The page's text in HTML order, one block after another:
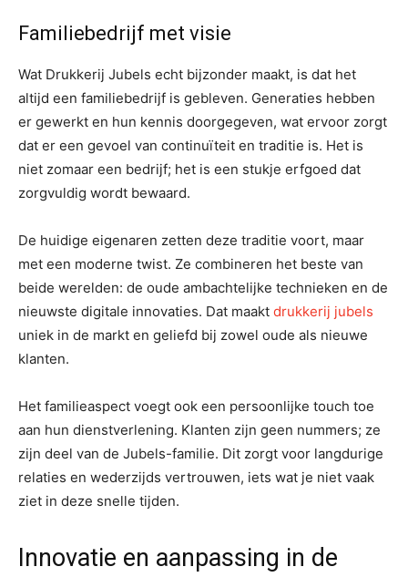
Familiebedrijf met visie
Wat Drukkerij Jubels echt bijzonder maakt, is dat het
altijd een familiebedrijf is gebleven. Generaties hebben
er gewerkt en hun kennis doorgegeven, wat ervoor zorgt
dat er een gevoel van continuïteit en traditie is. Het is
niet zomaar een bedrijf; het is een stukje erfgoed dat
zorgvuldig wordt bewaard.
De huidige eigenaren zetten deze traditie voort, maar
met een moderne twist. Ze combineren het beste van
beide werelden: de oude ambachtelijke technieken en de
nieuwste digitale innovaties. Dat maakt drukkerij jubels
uniek in de markt en geliefd bij zowel oude als nieuwe
klanten.
Het familieaspect voegt ook een persoonlijke touch toe
aan hun dienstverlening. Klanten zijn geen nummers; ze
zijn deel van de Jubels-familie. Dit zorgt voor langdurige
relaties en wederzijds vertrouwen, iets wat je niet vaak
ziet in deze snelle tijden.
Innovatie en aanpassing in de